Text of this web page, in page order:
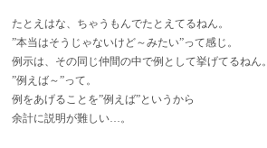
たとえはな、ちゃうもんでたとえてるねん。
”本当はそうじゃないけど～みたい”って感じ。
例示は、その同じ仲間の中で例として挙げてるねん。
”例えば～”って。
例をあげることを”例えば”というから
余計に説明が難しい…。